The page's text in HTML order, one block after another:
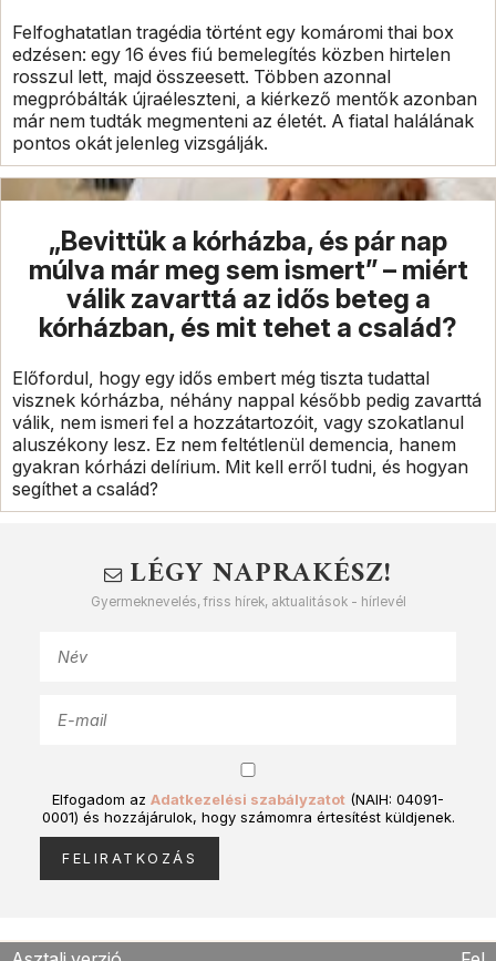
Felfoghatatlan tragédia történt egy komáromi thai box
edzésen: egy 16 éves fiú bemelegítés közben hirtelen
rosszul lett, majd összeesett. Többen azonnal
megpróbálták újraéleszteni, a kiérkező mentők azonban
már nem tudták megmenteni az életét. A fiatal halálának
pontos okát jelenleg vizsgálják.
„Bevittük a kórházba, és pár nap
múlva már meg sem ismert” – miért
válik zavarttá az idős beteg a
kórházban, és mit tehet a család?
Előfordul, hogy egy idős embert még tiszta tudattal
visznek kórházba, néhány nappal később pedig zavarttá
válik, nem ismeri fel a hozzátartozóit, vagy szokatlanul
aluszékony lesz. Ez nem feltétlenül demencia, hanem
gyakran kórházi delírium. Mit kell erről tudni, és hogyan
segíthet a család?
LÉGY NAPRAKÉSZ!
Gyermeknevelés, friss hírek, aktualitások - hírlevél
Elfogadom az Adatkezelési szabályzatot (NAIH: 04091-
0001) és hozzájárulok, hogy számomra értesítést küldjenek.